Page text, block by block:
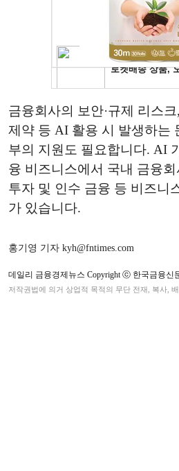
금융회사의 보안·규제 리스
제약 등 AI 활용 시 발생하는
부의 지원도 필요합니다. AI
융 비즈니스에서 국내 금융
투자 및 인수 금융 등 비즈니
가 있습니다.
홍기영 기자 kyh@fntimes.com
데일리 금융경제뉴스 Copyright ⓒ 한국금융신
저작권법에 의거 상업적 목적의 무단 전재, 복사, 배